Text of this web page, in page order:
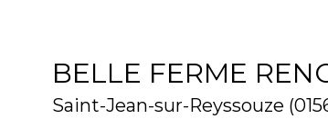
BELLE FERME
Saint-Jean-sur-Reyssouze